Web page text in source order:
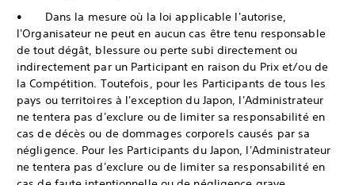
• Dans la mesure où la loi applicable l'autorise,
l'Organisateur ne peut en aucun cas être tenu responsable
de tout dégât, blessure ou perte subi directement ou
indirectement par un Participant en raison du Prix et/ou de
la Compétition. Toutefois, pour les Participants de tous les
pays ou territoires à l'exception du Japon, l'Administrateur
ne tentera pas d'exclure ou de limiter sa responsabilité en
cas de décès ou de dommages corporels causés par sa
négligence. Pour les Participants du Japon, l'Administrateur
ne tentera pas d'exclure ou de limiter sa responsabilité en